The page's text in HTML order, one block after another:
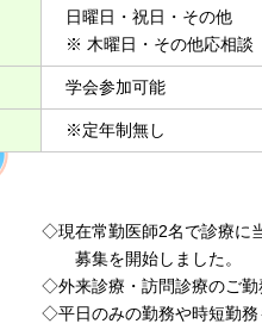
日曜日・祝日・その他
※ 木曜日・その他応相談
学会参加可能
※定年制無し
◇現在常勤医師2名で診療に
募集を開始しました。
◇外来診療・訪問診療のご勤
◇平日のみの勤務や時短勤務